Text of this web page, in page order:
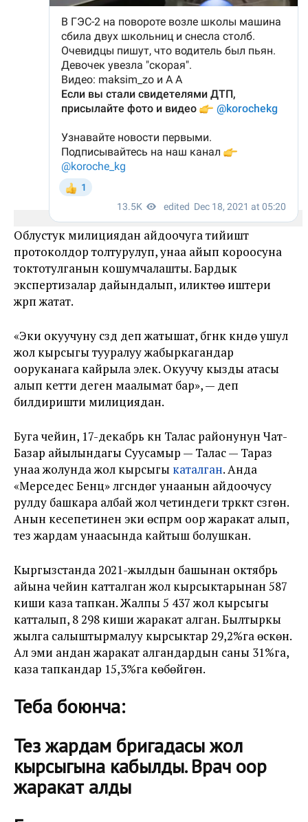
Облустук милициядан айдоочуга тийиштүү
протоколдор толтурулуп, унаа айып короосуна
токтотулганын кошумчалашты. Бардык
экспертизалар дайындалып, иликтөө иштери
жүрүп жатат.
«Эки окуучуну сүздү деп жатышат, бүгүнкү күндө ушул
жол кырсыгы тууралуу жабыркагандар
ооруканага кайрыла элек. Окуучу кызды атасы
алып кетти деген маалымат бар», — деп
билдиришти милициядан.
Буга чейин, 17-декабрь күнү Талас районунун Чат-
Базар айылындагы Суусамыр — Талас — Тараз
унаа жолунда жол кырсыгы каталган. Анда
«Мерседес Бенц» үлгүсүндөгү унаанын айдоочусу
рулду башкара албай жол четиндеги түркүктү сүзгөн.
Анын кесепетинен эки өспүрүм оор жаракат алып,
тез жардам унаасында кайтыш болушкан.
Кыргызстанда 2021-жылдын башынан октябрь
айына чейин катталган жол кырсыктарынан 587
киши каза тапкан. Жалпы 5 437 жол кырсыгы
катталып, 8 298 киши жаракат алган. Былтыркы
жылга салыштырмалуу кырсыктар 29,2%га өскөн.
Ал эми андан жаракат алгандардын саны 31%га,
каза тапкандар 15,3%га көбөйгөн.
Теба боюнча:
Тез жардам бригадасы жол
кырсыгына кабылды. Врач оор
жаракат алды